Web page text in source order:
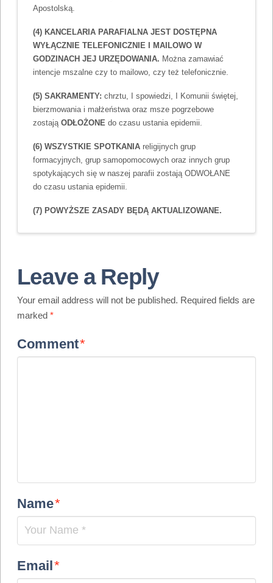
Apostolską.
(4) KANCELARIA PARAFIALNA JEST DOSTĘPNA
WYŁĄCZNIE TELEFONICZNIE I MAILOWO W
GODZINACH JEJ URZĘDOWANIA. Można zamawiać
intencje mszalne czy to mailowo, czy też telefonicznie.
(5) SAKRAMENTY: chrztu, I spowiedzi, I Komunii świętej,
bierzmowania i małżeństwa oraz msze pogrzebowe
zostają ODŁOŻONE do czasu ustania epidemii.
(6) WSZYSTKIE SPOTKANIAreligijnych grup
formacyjnych, grup samopomocowych oraz innych grup
spotykających się w naszej parafii zostają ODWOŁANE
do czasu ustania epidemii.
(7) POWYŻSZE ZASADY BĘDĄ AKTUALIZOWANE.
Leave a Reply
Your email address will not be published. Required fields are
marked *
Comment*
Name*
Email*